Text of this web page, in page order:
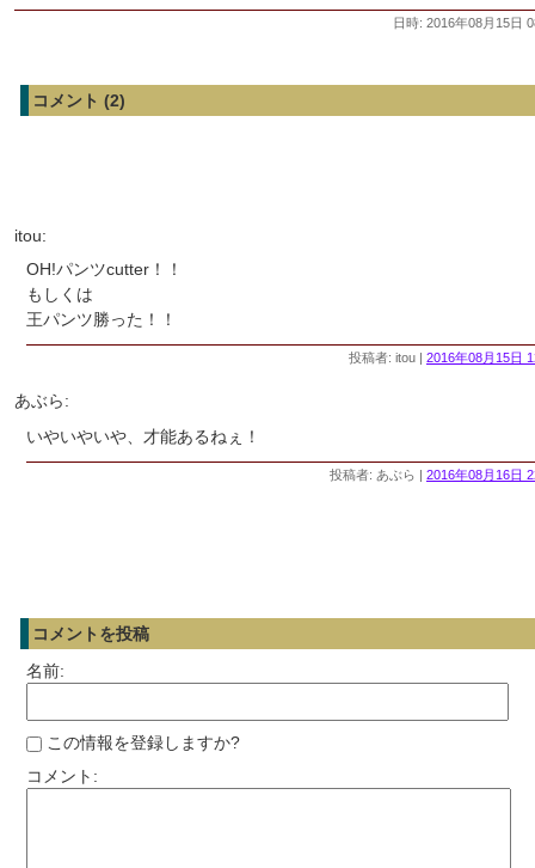
日時: 2016年08月15日
コメント (2)
itou:
OH!パンツcutter！！
もしくは
王パンツ勝った！！
投稿者: itou | 2016年08月15日
あぶら:
いやいやいや、才能あるねぇ！
投稿者: あぶら | 2016年08月16日
コメントを投稿
名前:
この情報を登録しますか?
コメント: